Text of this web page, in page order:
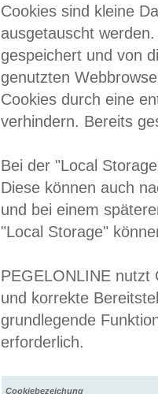
Cookies sind kleine
ausgetauscht
gespeichert und von
genutzten
Cookies durch eine
verhindern. Bereits
Bei der "Local
Diese können auch
und bei einem
"Local Storage"
PEGELONLINE nutzt
und korrekte
grundlegende
erforderlich.
Cookiebezeichung